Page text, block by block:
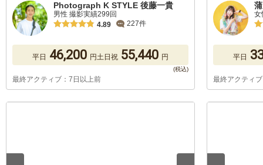
Photograph K STYLE 後藤一貴
男性 撮影実績299回
4.89
227件
平日 46,200 円土日祝 55,440 円
最終アクティブ：7日以上前
女
平日
最終アクティ